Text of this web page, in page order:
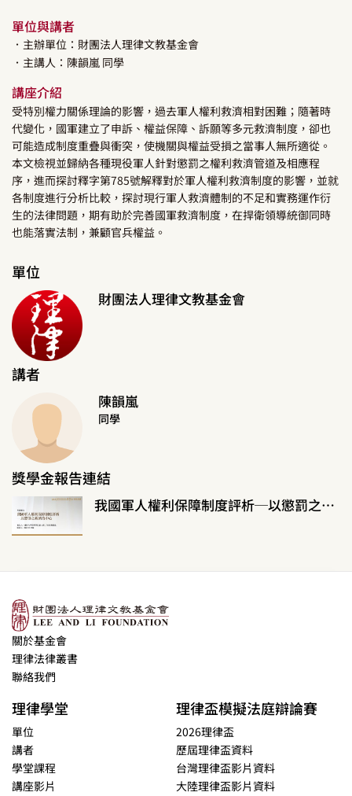
單位與講者
．主辦單位：財團法人理律文教基金會
．主講人： 陳韻嵐 同學
講座介紹
受特別權力關係理論的影響，過去軍人權利救濟相對困難；隨著時
代變化，國軍建立了申訴、權益保障、訴願等多元救濟制度，卻也
可能造成制度重疊與衝突，使機關與權益受損之當事人無所適從。
本文檢視並歸納各種現役軍人針對懲罰之權利救濟管道及相應程
序，進而探討釋字第785號解釋對於軍人權利救濟制度的影響，並就
各制度進行分析比較，探討現行軍人救濟體制的不足和實務運作衍
生的法律問題，期有助於完善國軍救濟制度，在捍衛領導統御同時
也能落實法制，兼顧官兵權益。
單位
財團法人理律文教基金會
講者
陳韻嵐
同學
獎學金報告連結
我國軍人權利保障制度評析─以懲罰之救濟為中心
關於基金會
理律法律叢書
聯絡我們
理律學堂
單位
講者
學堂課程
講座影片
理律盃模擬法庭辯論賽
2026理律盃
歷屆理律盃資料
台灣理律盃影片資料
大陸理律盃影片資料